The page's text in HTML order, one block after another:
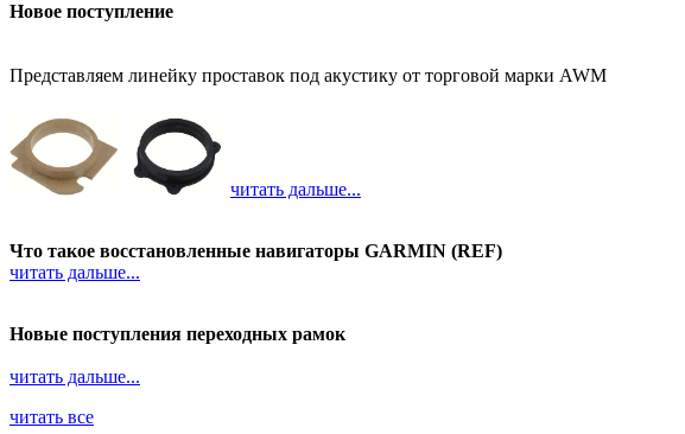
Новое поступление
Представляем линейку проставок под акустику от торговой марки AWM
читать дальше...
Что такое восстановленные навигаторы GARMIN (REF)
читать дальше...
Новые поступления переходных рамок
читать дальше...
читать все